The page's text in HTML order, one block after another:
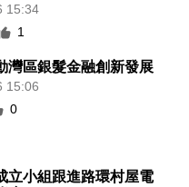
15:34
1
灣區銀髮金融創新發展
15:06
0
立小組跟進路環村屋電